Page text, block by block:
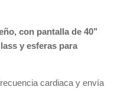
con pantalla de 40’’
y esferas para
cardiaca y envía